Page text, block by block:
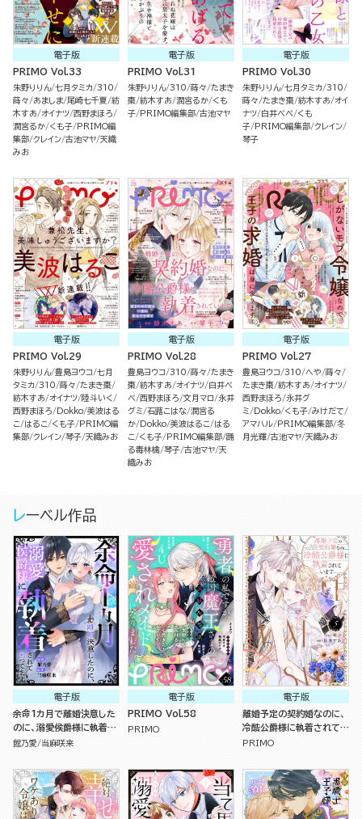
電子版
PRIMO Vol.33
朱野りりん 七月タミカ 310
蒔々
あましま 尾崎七千夏 紡
木すあ オイナツ 西野まほろ
潤宮るか くも子
PRIMO編
集部 クレイン 古池マヤ 天織
みお
電子版
PRIMO Vol.31
朱野りりん 310 蒔々 たまき
棗 紡木すあ 潤宮るか くも
子
PRIMO編集部 古池マヤ
電子版
PRIMO Vol.30
朱野りりん 七月タミカ 310
蒔々 たまき棗 紡木すあ オイ
ナツ 白井べべ
くも
子
PRIMO編集部 クレイン
琴子
電子版
PRIMO Vol.29
朱野りりん 豊島ヨウコ 七月
タミカ 310 蒔々 たまき棗
紡木すあ オイナツ 陸斗いく
西野まほろ
Dokko 美波はる
こ
はるこ くも子
PRIMO編
集部 クレイン 琴子 天織みお
電子版
PRIMO Vol.28
豊島ヨウコ 310 蒔々 たまき
棗 紡木すあ オイナツ 白井べ
べ 西野まほろ 文月マロ
永井
グミ 石蕗こはな 潤宮る
か
Dokko 美波はるこ
はる
こ
くも子 PRIMO編集部 踊
る毒林檎 琴子 古池マヤ 天
織みお
電子版
PRIMO Vol.27
豊島ヨウコ 310 へや 蒔々
たまき棗 紡木すあ オイナツ
西野まほろ
永井グ
ミ
Dokko くも子 みけだて
アマハル
PRIMO編集部 冬
月光輝 古池マヤ 天織みお
レーベル作品
電子版
余命1カ月で離婚決意した
のに、溺愛侯爵様に執着さ
れて困ってます（単話版）
館乃愛 当麻咲来
電子版
PRIMO Vol.58
PRIMO
電子版
離婚予定の契約婚なのに、
冷酷公爵様に執着されてい
ます （5）
PRIMO